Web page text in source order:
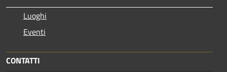
Luoghi
Eventi
CONTATTI